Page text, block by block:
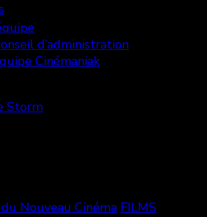
d’administration
Cinémaniak
Storm
Nouveau Cinéma FILMS